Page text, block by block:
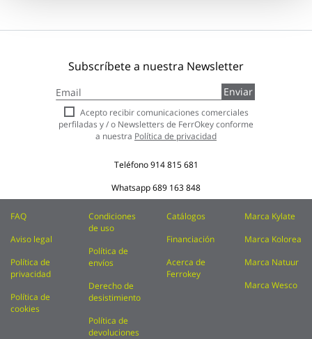
Subscríbete a nuestra Newsletter
a
nuestro
boletín
de
Enviar
Acepto recibir comunicaciones comerciales
perfiladas y / o Newsletters de FerrOkey conforme
a nuestra Política de privacidad
Teléfono914 815 681
Whatsapp689 163 848
FAQ
Aviso legal
Política de
privacidad
Política de
cookies
Condiciones
de uso
Política de
envíos
Derecho de
desistimiento
Política de
devoluciones
Catálogos
Financiación
Acerca de
Ferrokey
Marca Kylate
Marca Kolorea
Marca Natuur
Marca Wesco